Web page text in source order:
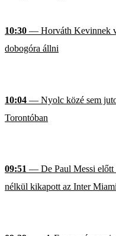
10:30 — Horváth Kevinnek
dobogóra állni
10:04 — Nyolc közé sem
Torontóban
09:51 — De Paul Messi előtt
nélkül kikapott az Inter